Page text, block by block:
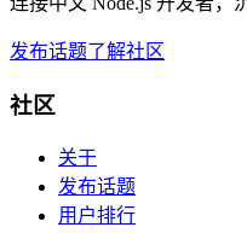
发布话题了解社区
社区
关于
发布话题
用户排行